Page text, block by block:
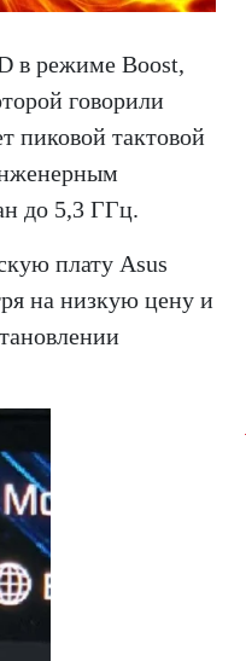
в режиме Boost,
говорили
пиковой тактовой
до 5,3 ГГц.
плату Asus
на низкую цену и